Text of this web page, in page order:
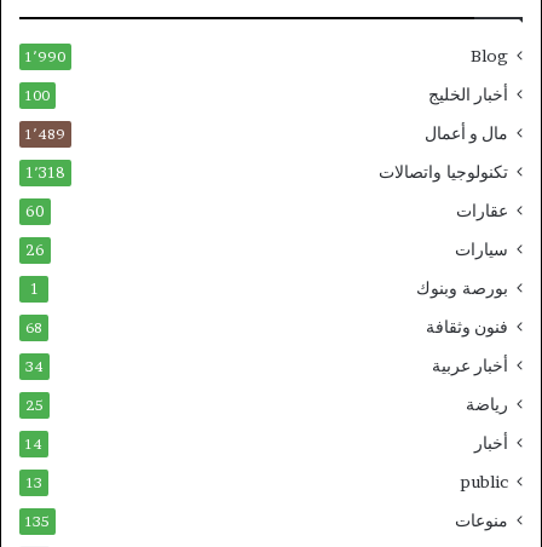
Blog 1٬990
أخبار الخليج 100
مال و أعمال 1٬489
تكنولوجيا واتصالات 1٬318
عقارات 60
سيارات 26
بورصة وبنوك 1
فنون وثقافة 68
أخبار عربية 34
رياضة 25
أخبار 14
public
13
منوعات 135